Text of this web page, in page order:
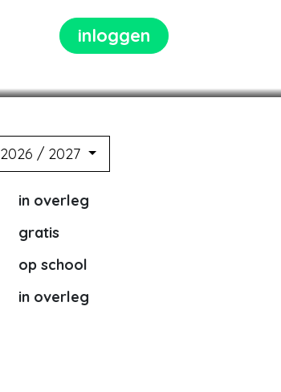
inloggen
2026 / 2027
in overleg
gratis
op school
in overleg